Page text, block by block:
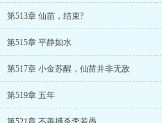
第513章 仙苗，结束?
第515章 平静如水
第517章 小金苏醒，仙苗并非无敌
第519章 五年